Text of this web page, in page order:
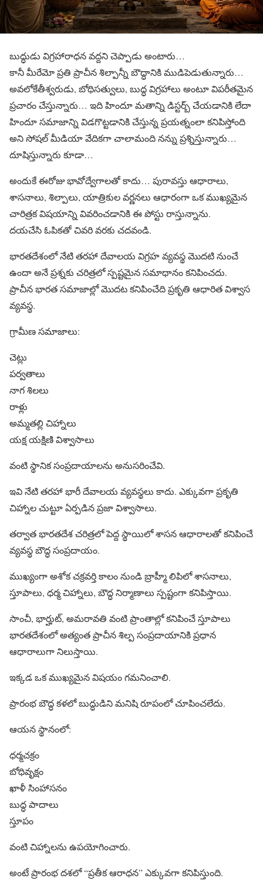
బుద్ధుడు విగ్రహారాధన వద్దని చెప్పాడు అంటారు…
కానీ మీరేమో ప్రతి ప్రాచీన శిల్పాన్నీ బౌద్ధానికి ముడిపెడుతున్నారు…
అవలోకేతీశ్వరుడు, బోధిసత్వులు, బుద్ధ విగ్రహాలు అంటూ విపరీతమైన
ప్రచారం చేస్తున్నారు… ఇది హిందూ మతాన్ని డిస్టర్బ్ చేయడానికి లేదా
హిందూ సమాజాన్ని విడగొట్టడానికి చేస్తున్న ప్రయత్నంలా కనిపిస్తోంది
అని సోషల్ మీడియా వేదికగా చాలామంది నన్ను ప్రశ్నిస్తున్నారు…
దూషిస్తున్నారు కూడా…
అందుకే ఈరోజు భావోద్వేగాలతో కాదు… పురావస్తు ఆధారాలు,
శాసనాలు, శిల్పాలు, యాత్రికుల వర్ణనలు ఆధారంగా ఒక ముఖ్యమైన
చారిత్రక విషయాన్ని వివరించడానికి ఈ పోస్టు రాస్తున్నాను.
దయచేసి ఓపికతో చివరి వరకు చదవండి.
భారతదేశంలో నేటి తరహా దేవాలయ విగ్రహ వ్యవస్థ మొదటి నుంచే
ఉందా అనే ప్రశ్నకు చరిత్రలో స్పష్టమైన సమాధానం కనిపించదు.
ప్రాచీన భారత సమాజాల్లో మొదట కనిపించేది ప్రకృతి ఆధారిత విశ్వాస
వ్యవస్థ.
గ్రామీణ సమాజాలు:
చెట్లు
పర్వతాలు
నాగ శిలలు
రాళ్లు
అమ్మతల్లి చిహ్నాలు
యక్ష యక్షిణి విశ్వాసాలు
వంటి స్థానిక సంప్రదాయాలను అనుసరించేవి.
ఇవి నేటి తరహా భారీ దేవాలయ వ్యవస్థలు కాదు. ఎక్కువగా ప్రకృతి
చిహ్నాల చుట్టూ ఏర్పడిన ప్రజా విశ్వాసాలు.
తర్వాత భారతదేశ చరిత్రలో పెద్ద స్థాయిలో శాసన ఆధారాలతో కనిపించే
వ్యవస్థ బౌద్ధ సంప్రదాయం.
ముఖ్యంగా అశోక చక్రవర్తి కాలం నుండి బ్రాహ్మీ లిపిలో శాసనాలు,
స్తూపాలు, ధర్మ చిహ్నాలు, బౌద్ధ నిర్మాణాలు స్పష్టంగా కనిపిస్తాయి.
సాంచీ, భార్హుట్, అమరావతి వంటి ప్రాంతాల్లో కనిపించే స్తూపాలు
భారతదేశంలో అత్యంత ప్రాచీన శిల్ప సంప్రదాయానికి ప్రధాన
ఆధారాలుగా నిలుస్తాయి.
ఇక్కడ ఒక ముఖ్యమైన విషయం గమనించాలి.
ప్రారంభ బౌద్ధ కళలో బుద్ధుడిని మనిషి రూపంలో చూపించలేదు.
ఆయన స్థానంలో:
ధర్మచక్రం
బోధివృక్షం
ఖాళీ సింహాసనం
బుద్ధ పాదాలు
స్తూపం
వంటి చిహ్నాలను ఉపయోగించారు.
అంటే ప్రారంభ దశలో “ప్రతీక ఆరాధన” ఎక్కువగా కనిపిస్తుంది.